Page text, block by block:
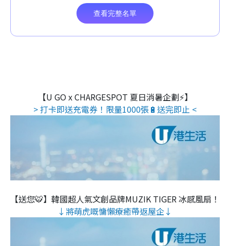
【U GO x CHARGESPOT 夏日消暑企劃⚡】
> 打卡即送充電券！限量1000張🔋送完即止 <
【送您🐯】韓國超人氣文創品牌MUZIK TIGER 冰感風扇！
↓將萌虎嘅慵懶療癒帶返屋企↓